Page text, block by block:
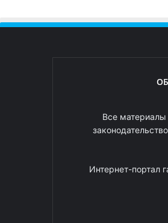
Все материалы
Интернет-портал